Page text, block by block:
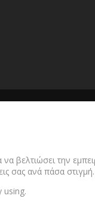
βελτιώσει την
σας ανά πάσα
using.